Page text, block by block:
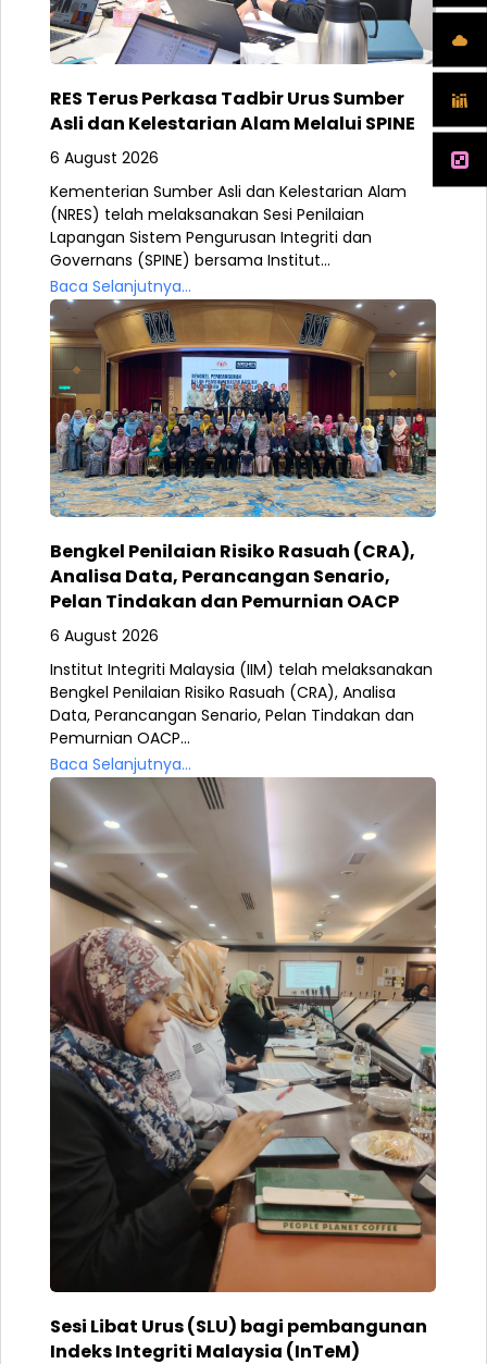
RES Terus Perkasa Tadbir Urus Sumber
Asli dan Kelestarian Alam Melalui SPINE
6 August 2026
Kementerian Sumber Asli dan Kelestarian Alam
(NRES) telah melaksanakan Sesi Penilaian
Lapangan Sistem Pengurusan Integriti dan
Governans (SPINE) bersama Institut...
Baca Selanjutnya...
Bengkel Penilaian Risiko Rasuah (CRA),
Analisa Data, Perancangan Senario,
Pelan Tindakan dan Pemurnian OACP
6 August 2026
Institut Integriti Malaysia (IIM) telah melaksanakan
Bengkel Penilaian Risiko Rasuah (CRA), Analisa
Data, Perancangan Senario, Pelan Tindakan dan
Pemurnian OACP...
Baca Selanjutnya...
Sesi Libat Urus (SLU) bagi pembangunan
Indeks Integriti Malaysia (InTeM)